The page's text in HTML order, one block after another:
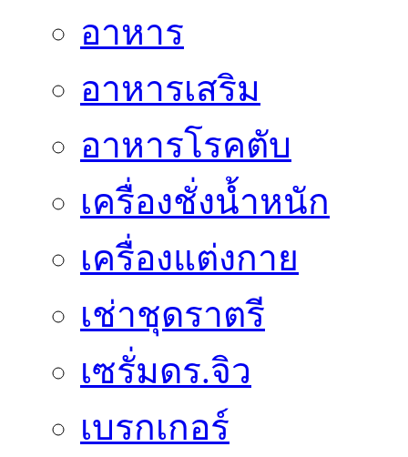
อาหาร
อาหารเสริม
อาหารโรคตับ
เครื่องชั่งน้ำหนัก
เครื่องแต่งกาย
เช่าชุดราตรี
เซรั่มดร.จิว
เบรกเกอร์